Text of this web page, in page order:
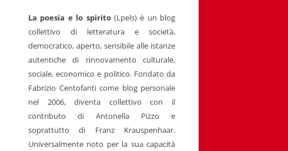
La poesia e lo spirito(Lpels) è un blog
collettivo di letteratura e società,
democratico, aperto, sensibile alle istanze
autentiche di rinnovamento culturale,
sociale, economico e politico. Fondato da
Fabrizio Centofanti come blog personale
nel 2006, diventa collettivo con il
contributo di Antonella Pizzo e
soprattutto di Franz Krauspenhaar.
Universalmente noto per la sua capacità